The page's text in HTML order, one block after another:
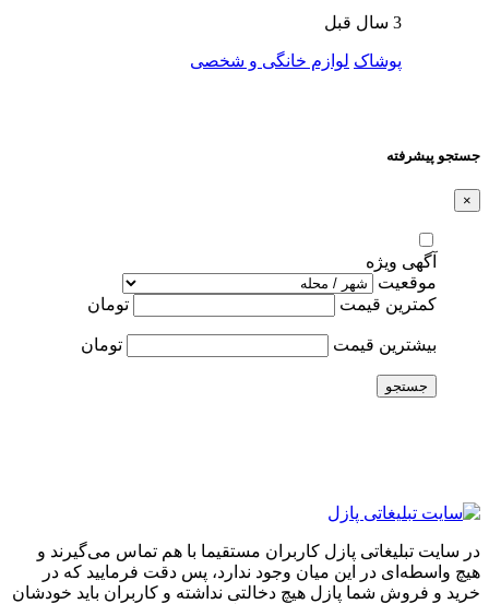
3 سال قبل
پوشاک لوازم خانگی و شخصی
جستجو پیشرفته
×
آگهی ویژه
موقعیت
کمترین قیمت
تومان
بیشترین قیمت تومان
جستجو
در سایت تبلیغاتی پازل کاربران مستقیما با هم تماس می‌گیرند و
هیچ واسطه‌ای در این میان وجود ندارد، پس دقت فرمایید که در
خرید و فروشِ شما پازل هیچ دخالتی نداشته و کاربران باید خودشان